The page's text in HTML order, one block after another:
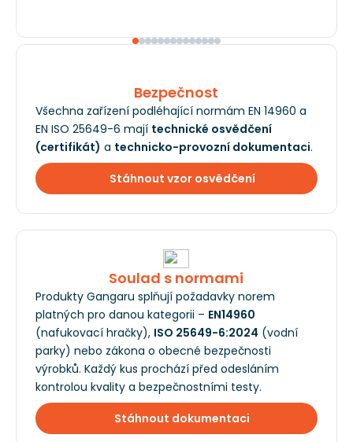
Bezpečnost
Všechna zařízení podléhající normám EN 14960 a
EN ISO 25649-6 mají technické osvědčení
(certifikát) a technicko-provozní dokumentaci.
Stáhnout vzor osvědčení
Soulad s normami
Produkty Gangaru splňují požadavky norem
platných pro danou kategorii – EN14960
(nafukovací hračky), ISO 25649-6:2024 (vodní
parky) nebo zákona o obecné bezpečnosti
výrobků. Každý kus prochází před odesláním
kontrolou kvality a bezpečnostními testy.
Stáhnout dokumentaci